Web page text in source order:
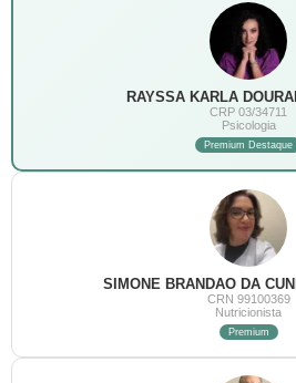
RAYSSA KARLA
CRP 03/34711
Psicologia
Premium Destaque
SIMONE BRANDAO DA
CRN 99100369
Nutricionista
Premium